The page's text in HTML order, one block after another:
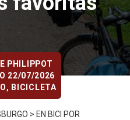
PHILIPPOT
22/07/2026
, BICICLETA
> EN BICI POR